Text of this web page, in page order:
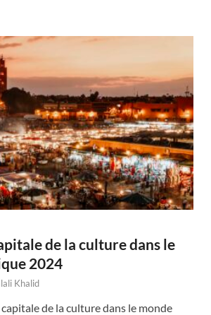
de la culture dans le
2024
Khalid
de la culture dans le monde